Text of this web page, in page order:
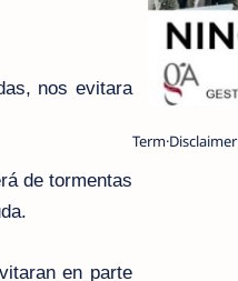
, nos evitara
de tormentas
en parte
TermDisclaimer